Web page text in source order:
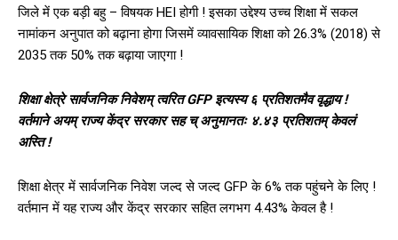
जिले में एक बड़ी बहु – विषयक HEI होगी ! इसका उद्देश्य उच्च शिक्षा में सकल
नामांकन अनुपात को बढ़ाना होगा जिसमें व्यावसायिक शिक्षा को 26.3% (2018) से
2035 तक 50% तक बढ़ाया जाएगा !
शिक्षा क्षेत्रे सार्वजनिक निवेशम् त्वरित GFP इत्यस्य ६ प्रतिशतमैव वृद्धाय !
वर्तमाने अयम् राज्य केंद्र सरकार सह च् अनुमानतः ४.४३ प्रतिशतम् केवलं
अस्ति !
शिक्षा क्षेत्र में सार्वजनिक निवेश जल्द से जल्द GFP के 6% तक पहुंचने के लिए !
वर्तमान में यह राज्य और केंद्र सरकार सहित लगभग 4.43% केवल है !